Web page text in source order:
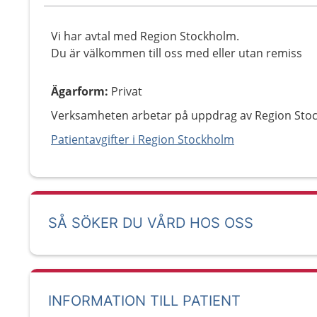
Vi har avtal med Region Stockholm.
Du är välkommen till oss med eller utan remiss
Ägarform: Privat
Verksamheten arbetar på uppdrag av Region
Patientavgifter i Region Stockholm
SÅ SÖKER DU VÅRD HOS OSS
INFORMATION TILL PATIENT